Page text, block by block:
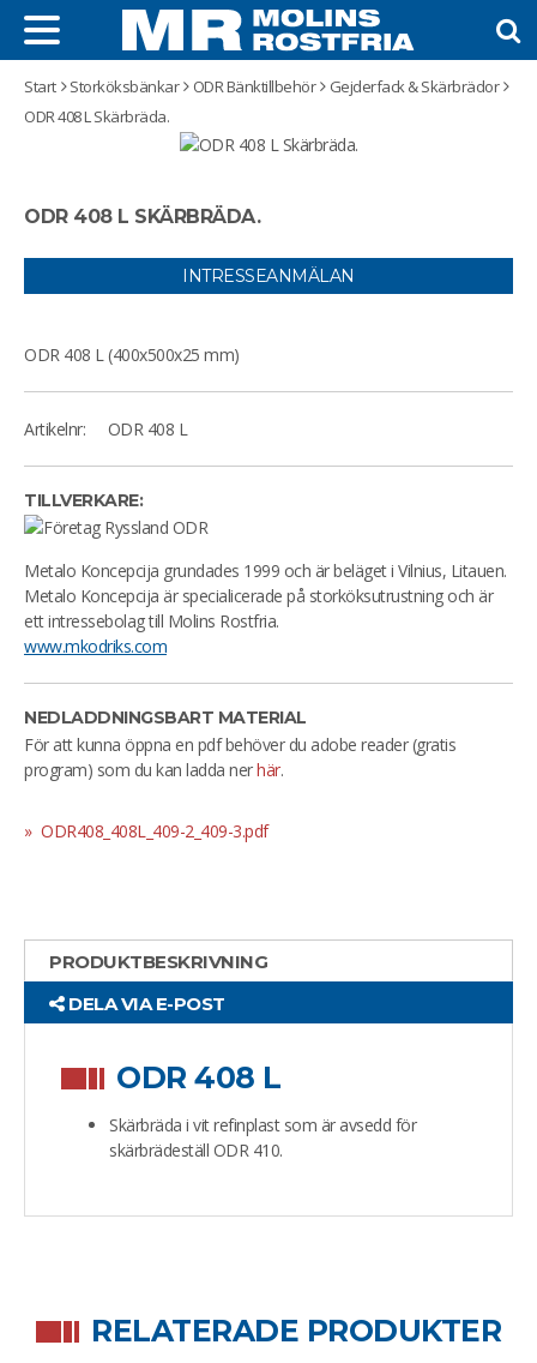
Start Storköksbänkar ODR Bänktillbehör
Gejderfack & Skärbrädor
ODR 408 L Skärbräda.
ODR 408 L SKÄRBRÄDA.
INTRESSEANMÄLAN
ODR 408 L (400x500x25 mm)
Artikelnr: ODR 408 L
TILLVERKARE:
Metalo Koncepcija grundades 1999 och är beläget i Vilnius, Litauen.
Metalo Koncepcija är specialicerade på storköksutrustning och är
ett intressebolag till Molins Rostfria.
www.mkodriks.com
NEDLADDNINGSBART MATERIAL
För att kunna öppna en pdf behöver du adobe reader (gratis
program) som du kan ladda nerhär.
ODR408_408L_409-2_409-3.pdf
PRODUKTBESKRIVNING
DELA VIA E-POST
ODR 408 L
Skärbräda i vit refinplast som är avsedd för
skärbrädeställ ODR 410.
RELATERADE PRODUKTER